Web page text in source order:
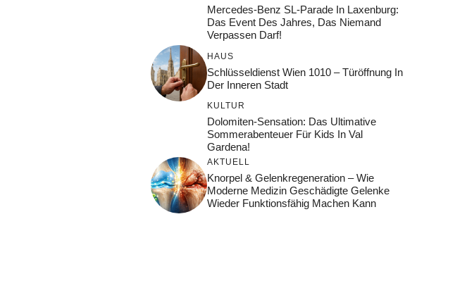
Mercedes-Benz SL-Parade In Laxenburg:
Das Event Des Jahres, Das Niemand
Verpassen Darf!
HAUS
Schlüsseldienst Wien 1010 – Türöffnung In
Der Inneren Stadt
KULTUR
Dolomiten-Sensation: Das Ultimative
Sommerabenteuer Für Kids In Val
Gardena!
AKTUELL
Knorpel & Gelenkregeneration – Wie
Moderne Medizin Geschädigte Gelenke
Wieder Funktionsfähig Machen Kann